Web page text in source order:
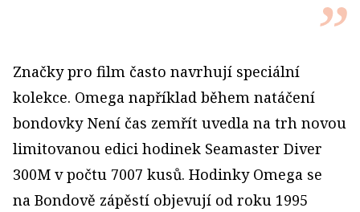
Značky pro film často navrhují speciální
kolekce. Omega například během natáčení
bondovky Není čas zemřít uvedla na trh novou
limitovanou edici hodinek Seamaster Diver
300M v počtu 7007 kusů. Hodinky Omega se
na Bondově zápěstí objevují od roku 1995